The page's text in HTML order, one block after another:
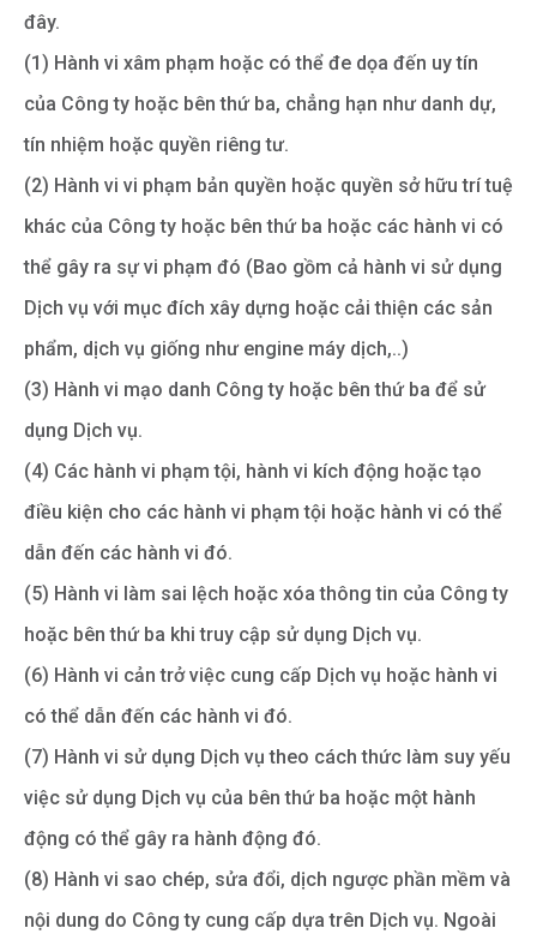
đây.
(1) Hành vi xâm phạm hoặc có thể đe dọa đến uy tín
của Công ty hoặc bên thứ ba, chẳng hạn như danh dự,
tín nhiệm hoặc quyền riêng tư.
(2) Hành vi vi phạm bản quyền hoặc quyền sở hữu trí tuệ
khác của Công ty hoặc bên thứ ba hoặc các hành vi có
thể gây ra sự vi phạm đó (Bao gồm cả hành vi sử dụng
Dịch vụ với mục đích xây dựng hoặc cải thiện các sản
phẩm, dịch vụ giống như engine máy dịch,..)
(3) Hành vi mạo danh Công ty hoặc bên thứ ba để sử
dụng Dịch vụ.
(4) Các hành vi phạm tội, hành vi kích động hoặc tạo
điều kiện cho các hành vi phạm tội hoặc hành vi có thể
dẫn đến các hành vi đó.
(5) Hành vi làm sai lệch hoặc xóa thông tin của Công ty
hoặc bên thứ ba khi truy cập sử dụng Dịch vụ.
(6) Hành vi cản trở việc cung cấp Dịch vụ hoặc hành vi
có thể dẫn đến các hành vi đó.
(7) Hành vi sử dụng Dịch vụ theo cách thức làm suy yếu
việc sử dụng Dịch vụ của bên thứ ba hoặc một hành
động có thể gây ra hành động đó.
(8) Hành vi sao chép, sửa đổi, dịch ngược phần mềm và
nội dung do Công ty cung cấp dựa trên Dịch vụ. Ngoài